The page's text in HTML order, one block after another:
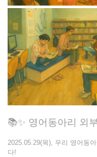
📚✨ 영어동아리 외
2025.05.29(목), 우리 영어동
다!